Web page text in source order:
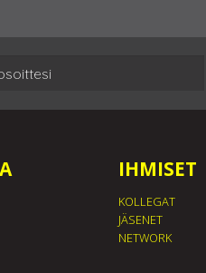
IHMISET
KOLLEGAT
JÄSENET
NETWORK